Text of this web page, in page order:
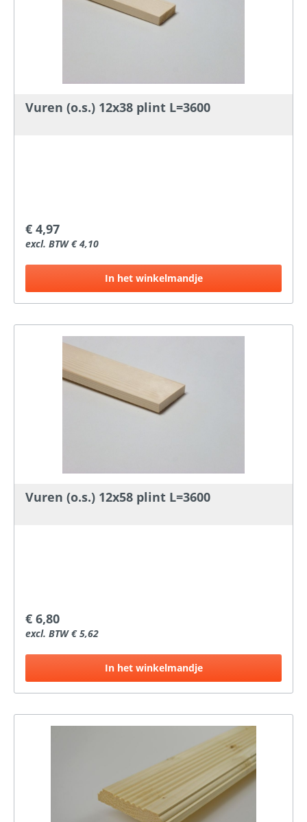
Vuren (o.s.) 12x38 plint L=3600
€ 4,97
excl. BTW € 4,10
In het winkelmandje
Vuren (o.s.) 12x58 plint L=3600
€ 6,80
excl. BTW € 5,62
In het winkelmandje